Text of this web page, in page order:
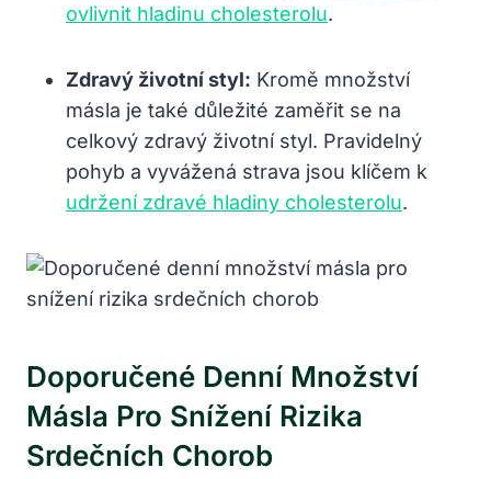
ovlivnit hladinu cholesterolu.
Zdravý životní styl: Kromě množství
másla je také důležité zaměřit se na
celkový zdravý životní styl. Pravidelný
pohyb a vyvážená strava jsou klíčem k
udržení zdravé hladiny cholesterolu.
Doporučené Denní Množství
Másla Pro Snížení Rizika
Srdečních Chorob